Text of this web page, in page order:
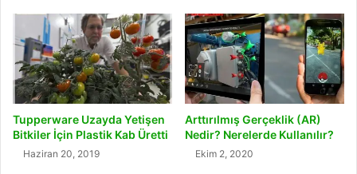
Tupperware Uzayda Yetişen
Bitkiler İçin Plastik Kab Üretti
Haziran 20, 2019
Arttırılmış Gerçeklik (AR)
Nedir? Nerelerde Kullanılır?
Ekim 2, 2020